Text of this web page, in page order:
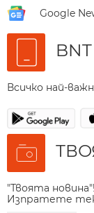
Google
Всичко най-
"Твоята
Изпратете